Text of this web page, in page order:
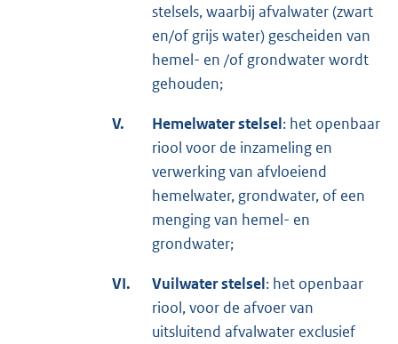
stelsels, waarbij afvalwater (zwart
en/of grijs water) gescheiden van
hemel- en /of grondwater wordt
gehouden;
V. Hemelwater stelsel: het openbaar
riool voor de inzameling en
verwerking van afvloeiend
hemelwater, grondwater, of een
menging van hemel- en
grondwater;
VI. Vuilwater stelsel: het openbaar
riool, voor de afvoer van
uitsluitend afvalwater exclusief